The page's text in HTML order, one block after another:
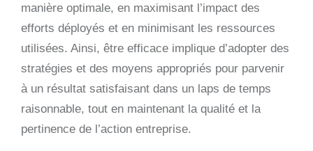
manière optimale, en maximisant l’impact des
efforts déployés et en minimisant les ressources
utilisées. Ainsi, être efficace implique d’adopter des
stratégies et des moyens appropriés pour parvenir
à un résultat satisfaisant dans un laps de temps
raisonnable, tout en maintenant la qualité et la
pertinence de l’action entreprise.